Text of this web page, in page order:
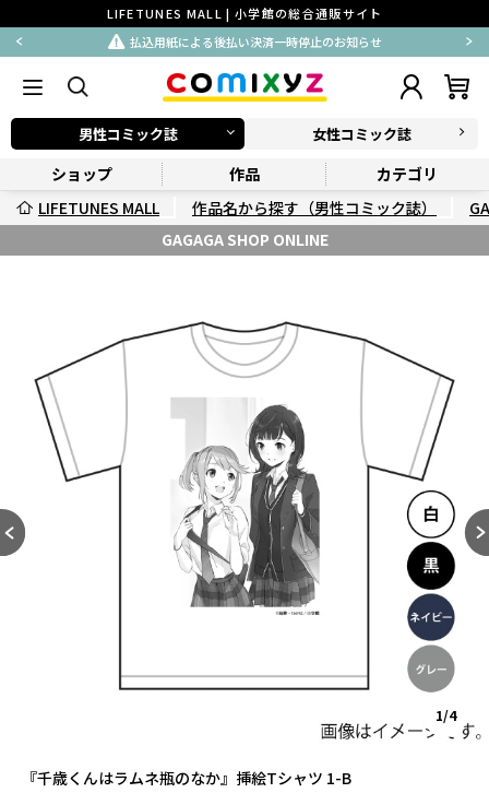
LIFETUNES MALL | 小学館の総合通販サイト
払込用紙による後払い決済一時停止のお知らせ
男性コミック誌 女性コミック誌
ショップ 作品
カテゴリ
LIFETUNES MALL
作品名から探す（男性コミック誌）
GAGAGA SHOP ONLINE
『千歳くんはラムネ瓶のなか』挿絵Tシャツ 1-B
1/4